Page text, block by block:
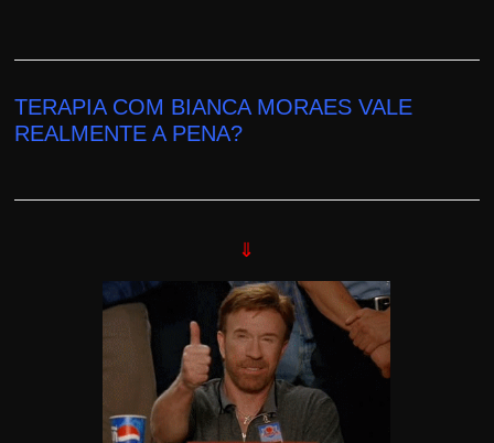
TERAPIA COM BIANCA MORAES VALE
REALMENTE A PENA?
⇓